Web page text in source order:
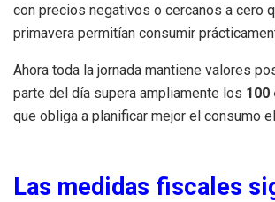
con precios negativos o cercanos a cero
primavera permitían consumir
Ahora toda la jornada mantiene valores
parte del día supera ampliamente los 100
que obliga a planificar mejor el consumo
Las medidas fiscales